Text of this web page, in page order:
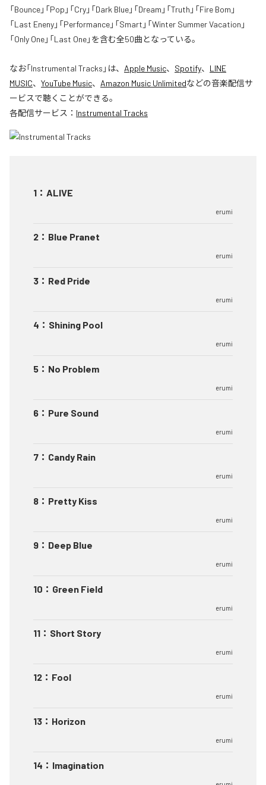
「Bounce」「Pop」「Cry」「Dark Blue」「Dream」「Truth」「Fire Bom」
「Last Eneny」「Performance」「Smart」「Winter Summer Vacation」
「Only One」「Last One」を含む全50曲となっている。
なお「Instrumental Tracks 」は、 Apple Music、 Spotify、 LINE
MUSIC、 YouTube Music、 Amazon Music Unlimitedなどの音楽配信サ
ービスで聴くことができる。
各配信サービス： Instrumental Tracks
1 ： ALIVE
erumi
2 ： Blue Pranet
erumi
3 ： Red Pride
erumi
4 ： Shining Pool
erumi
5 ： No Problem
erumi
6 ： Pure Sound
erumi
7 ： Candy Rain
erumi
8 ： Pretty Kiss
erumi
9 ： Deep Blue
erumi
10 ： Green Field
erumi
11 ： Short Story
erumi
12 ： Fool
erumi
13 ： Horizon
erumi
14 ： Imagination